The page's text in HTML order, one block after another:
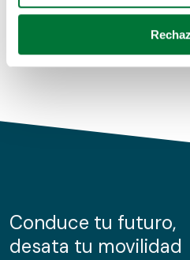
para buscar
Obtenga más información
de cookies.
información sobre el uso que
nuestros partners de redes
Conduce tu futuro,
desata tu movilidad